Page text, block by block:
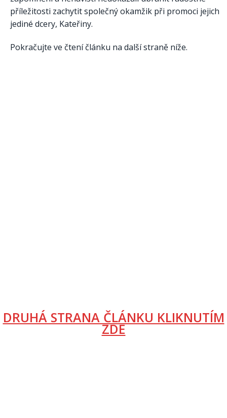
příležitosti zachytit společný okamžik při promoci jejich
jediné dcery, Kateřiny.
Pokračujte ve čtení článku na další straně níže.
DRUHÁ STRANA ČLÁNKU KLIKNUTÍM
ZDE